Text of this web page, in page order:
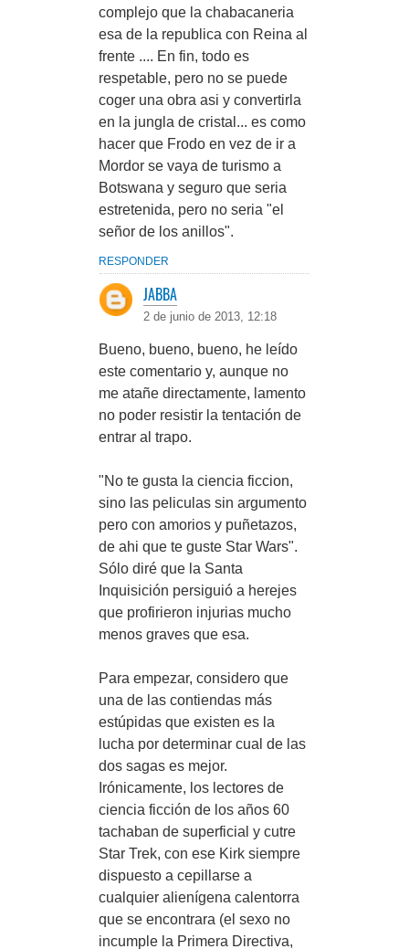
complejo que la chabacaneria
esa de la republica con Reina al
frente .... En fin, todo es
respetable, pero no se puede
coger una obra asi y convertirla
en la jungla de cristal... es como
hacer que Frodo en vez de ir a
Mordor se vaya de turismo a
Botswana y seguro que seria
estretenida, pero no seria "el
señor de los anillos".
RESPONDER
JABBA
2 de junio de 2013, 12:18
Bueno, bueno, bueno, he leído
este comentario y, aunque no
me atañe directamente, lamento
no poder resistir la tentación de
entrar al trapo.
"No te gusta la ciencia ficcion,
sino las peliculas sin argumento
pero con amorios y puñetazos,
de ahi que te guste Star Wars".
Sólo diré que la Santa
Inquisición persiguió a herejes
que profirieron injurias mucho
menos graves que esa.
Para empezar, considero que
una de las contiendas más
estúpidas que existen es la
lucha por determinar cual de las
dos sagas es mejor.
Irónicamente, los lectores de
ciencia ficción de los años 60
tachaban de superficial y cutre
Star Trek, con ese Kirk siempre
dispuesto a cepillarse a
cualquier alienígena calentorra
que se encontrara (el sexo no
incumple la Primera Directiva,